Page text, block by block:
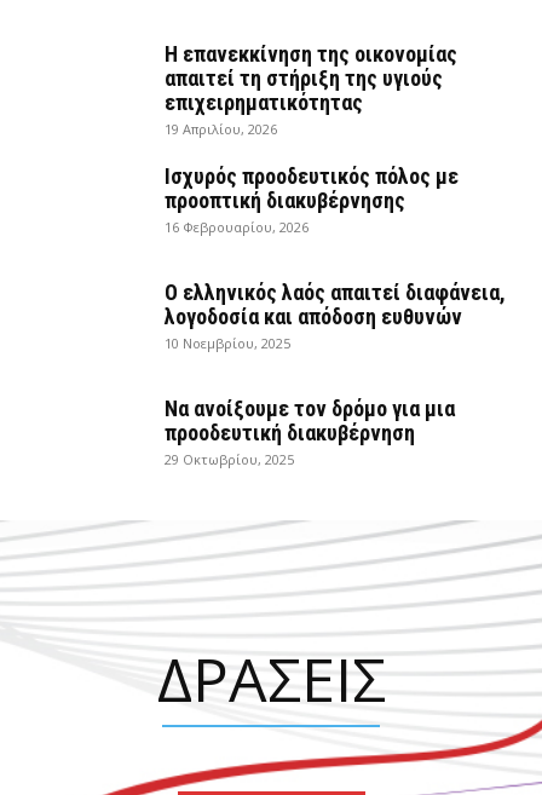
Η επανεκκίνηση της οικονομίας
απαιτεί τη στήριξη της υγιούς
επιχειρηματικότητας
19 Απριλίου, 2026
Ισχυρός προοδευτικός πόλος με
προοπτική διακυβέρνησης
16 Φεβρουαρίου, 2026
Ο ελληνικός λαός απαιτεί διαφάνεια,
λογοδοσία και απόδοση ευθυνών
10 Νοεμβρίου, 2025
Να ανοίξουμε τον δρόμο για μια
προοδευτική διακυβέρνηση
29 Οκτωβρίου, 2025
ΔΡΑΣΕΙΣ